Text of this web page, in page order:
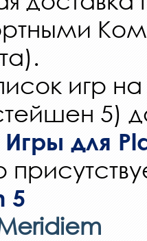
игр на
5)
Игры для
5